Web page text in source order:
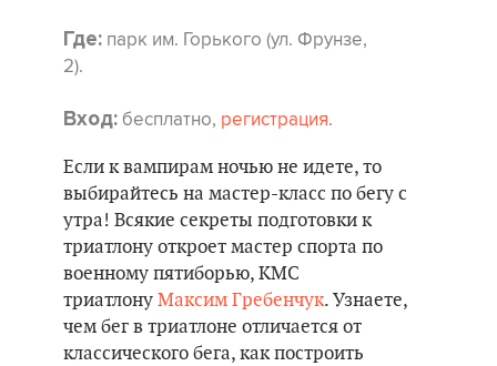
Где: парк им. Горького (ул. Фрунзе,
2).
Вход:бесплатно, регистрация.
Если к вампирам ночью не идете, то
выбирайтесь на мастер-класс по бегу с
утра! Всякие секреты подготовки к
триатлону откроет мастер спорта по
военному пятиборью, КМС
триатлону Максим Гребенчук. Узнаете,
чем бег в триатлоне отличается от
классического бега, как построить